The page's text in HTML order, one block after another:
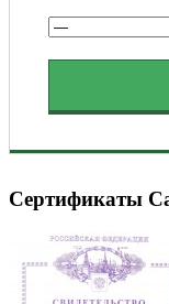
Сертификаты